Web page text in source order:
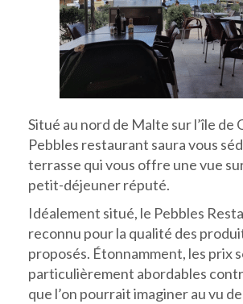
Situé au nord de Malte sur l’île de
Pebbles restaurant saura vous
terrasse qui vous offre une vue
petit-déjeuner réputé.
Idéalement situé, le Pebbles
reconnu pour la qualité des
proposés. Étonnamment, les prix
particulièrement abordables
que l’on pourrait imaginer au vu